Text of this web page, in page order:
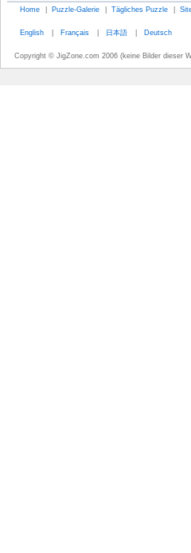
Home | Puzzle-Galerie | Tägliches Puzzle |
English | Français | 日本語 | Deutsch
Copyright © JigZone.com 2006 (keine Bilder dieser